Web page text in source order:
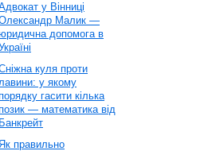
у Вінниці
Малик —
допомога в
куля проти
у якому
гасити кілька
— математика від
Банкрейт
правильно